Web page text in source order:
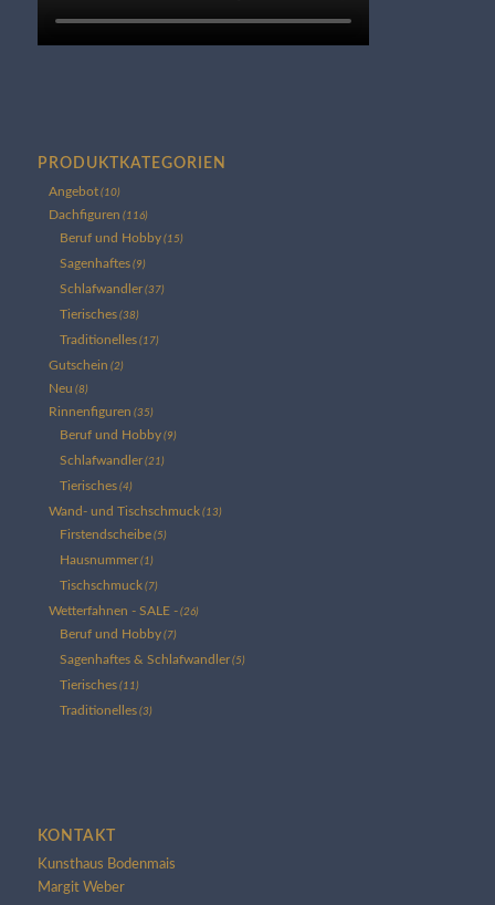
PRODUKTKATEGORIEN
Angebot (10)
Dachfiguren (116)
Beruf und Hobby (15)
Sagenhaftes (9)
Schlafwandler (37)
Tierisches (38)
Traditionelles (17)
Gutschein (2)
Neu (8)
Rinnenfiguren (35)
Beruf und Hobby (9)
Schlafwandler (21)
Tierisches (4)
Wand- und Tischschmuck (13)
Firstendscheibe (5)
Hausnummer (1)
Tischschmuck (7)
Wetterfahnen - SALE - (26)
Beruf und Hobby (7)
Sagenhaftes & Schlafwandler (5)
Tierisches (11)
Traditionelles (3)
KONTAKT
Kunsthaus Bodenmais
Margit Weber